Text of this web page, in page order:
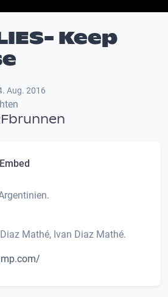
Keep
Aug. 2016
Embed
Mathé, Ivan Diaz Mathé.